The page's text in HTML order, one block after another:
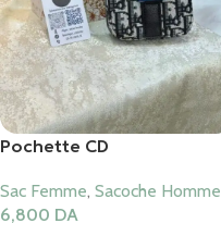
Pochette CD
Sac Femme, Sacoche Homme
6,800 DA